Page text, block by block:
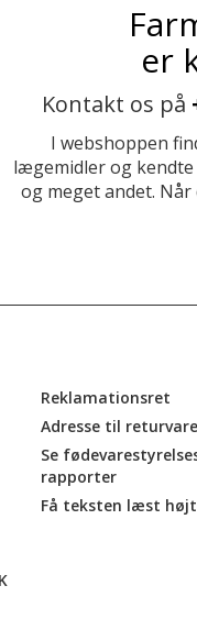
er
Kontakt os på
I webshoppen
lægemidler og
og meget andet.
Reklamationsret
Adresse til
Se
rapporter
Få teksten læst højt